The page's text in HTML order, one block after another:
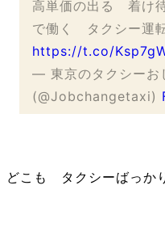
高単価の出る 着け
で働く タクシー運
https://t.co/
— 東京のタクシーお
(@Jobchangetaxi)
どこも タクシーばっか